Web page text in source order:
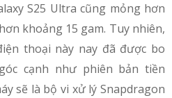
S25 Ultra cũng mỏng hơn
khoảng 15 gam. Tuy nhiên,
thoại này nay đã được bo
cạnh như phiên bản tiền
sẽ là bộ vi xử lý Snapdragon